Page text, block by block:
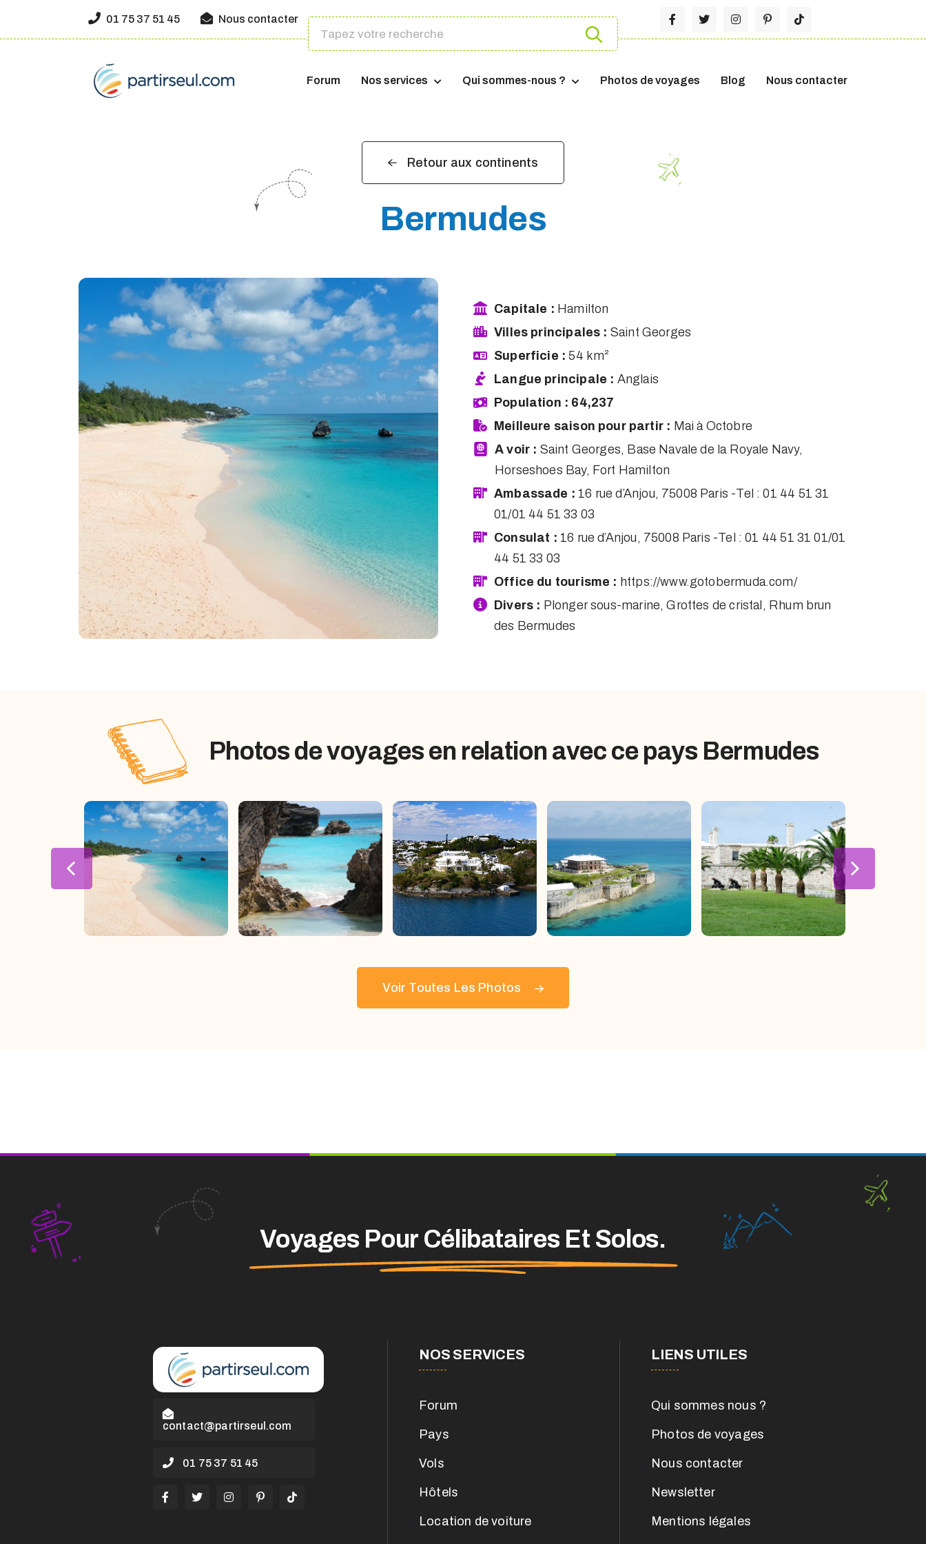
01 75 37 51 45 Nous contacter
Forum Nos services Qui sommes-nous ? Photos de voyages Blog Nous contacter
Retour aux continents
Bermudes
Capitale : Hamilton
Villes principales : Saint Georges
Superficie :54 km²
Langue principale : Anglais
Population : 64,237
Meilleure saison pour partir : Mai à Octobre
A voir : Saint Georges, Base Navale de la Royale Navy,
Horseshoes Bay, Fort Hamilton
Ambassade : 16 rue d’Anjou, 75008 Paris -Tel : 01 44 51 31
01/01 44 51 33 03
Consulat : 16 rue d’Anjou, 75008 Paris -Tel : 01 44 51 31 01/01
44 51 33 03
Office du tourisme : https://www.gotobermuda.com/
Divers : Plonger sous-marine, Grottes de cristal, Rhum brun
des Bermudes
Photos de voyages en relation avec ce pays Bermudes
Voir Toutes Les Photos
Voyages Pour Célibataires Et Solos.
contact@partirseul.com
01 75 37 51 45
NOS SERVICES
Forum
Pays
Vols
Hôtels
Location de voiture
LIENS UTILES
Qui sommes nous ?
Photos de voyages
Nous contacter
Newsletter
Mentions légales